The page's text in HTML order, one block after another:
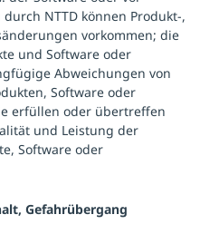
NTTD können Produkt-,
vorkommen; die
und Software oder
Abweichungen von
Software oder
erfüllen oder übertreffen
und Leistung der
Software oder
Gefahrübergang